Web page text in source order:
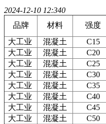
2024-12-10 12:340
品牌
材料 强度
大工业
混凝土 C15
大工业
混凝土 C20
大工业
混凝土 C25
大工业
混凝土 C30
大工业
混凝土 C35
大工业
混凝土 C40
大工业
混凝土 C45
大工业
混凝土 C50